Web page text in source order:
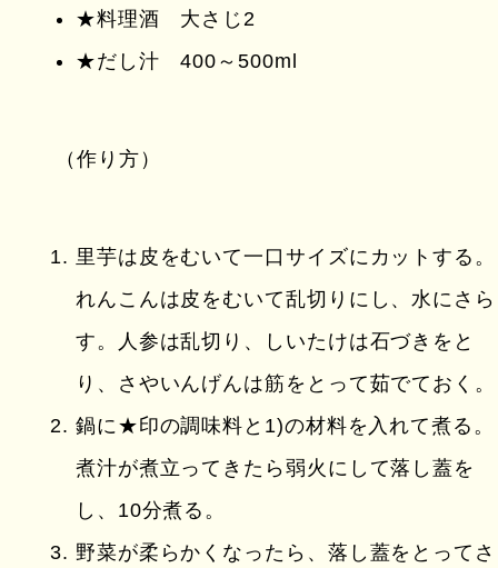
★料理酒 大さじ2
★だし汁 400～500ml
（作り方）
里芋は皮をむいて一口サイズにカットする。
れんこんは皮をむいて乱切りにし、水にさら
す。人参は乱切り、しいたけは石づきをと
り、さやいんげんは筋をとって茹でておく。
鍋に★印の調味料と1)の材料を入れて煮る。
煮汁が煮立ってきたら弱火にして落し蓋を
し、10分煮る。
野菜が柔らかくなったら、落し蓋をとってさ